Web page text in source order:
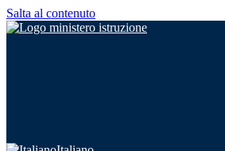
Salta al contenuto